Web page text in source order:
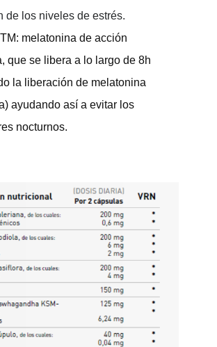
de los niveles de estrés.
TM: melatonina de acción
que se libera a lo largo de 8h
la liberación de melatonina
ayudando así a evitar los
nocturnos.